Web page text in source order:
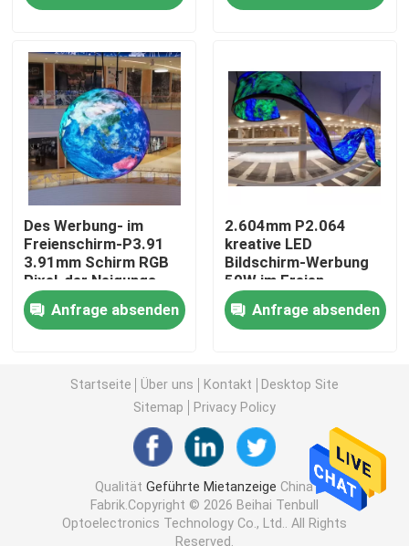
Nachrichten
Fälle
Geführte Mietanzeige
Kreativer LED-Bildschirm
LED-Bildschirm im Freien
Schirm des Stadions-LED
Indoor-LED-Bildschirm
LED-Schirm-Module
Des Werbung- im
Freienschirm-P3.91
3.91mm Schirm RGB
Pixel-der Neigungs-
LED
Anfrage absenden
2.604mm P2.064
kreative LED
Bildschirm-Werbung
50W im Freien
Anfrage absenden
Startseite Über uns Kontakt
Desktop Site
Sitemap
Privacy Policy
QualitätGeführte Mietanzeige China
Fabrik.Copyright © 2026 Beihai Tenbull
Optoelectronics Technology Co., Ltd.. All Rights
Reserved.